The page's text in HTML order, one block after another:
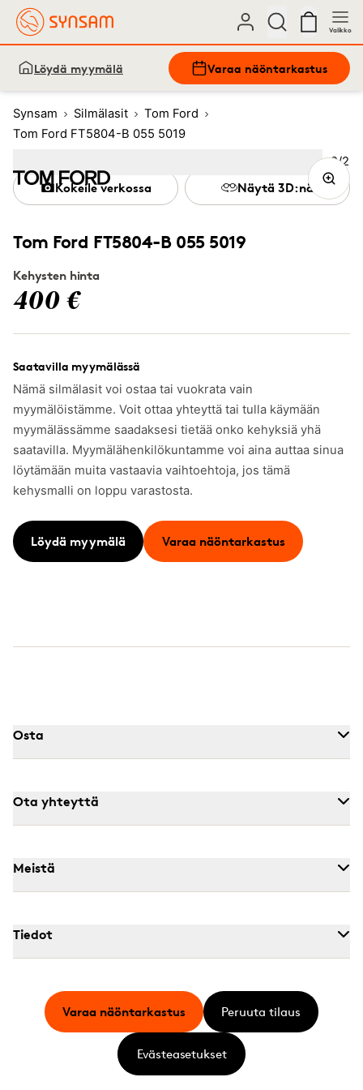
Valikko
Löydä myymälä Varaa näöntarkastus
Synsam Silmälasit
Tom Ford
Tom Ford FT5804-B 055 5019
Tom Ford FT5804-B 055 5019
Kehysten hinta
400 €
Saatavilla myymälässä
Nämä silmälasit voi ostaa tai vuokrata vain
myymälöistämme. Voit ottaa yhteyttä tai tulla käymään
myymälässämme saadaksesi tietää onko kehyksiä yhä
saatavilla. Myymälähenkilökuntamme voi aina auttaa sinua
löytämään muita vastaavia vaihtoehtoja, jos tämä
kehysmalli on loppu varastosta.
Löydä myymälä Varaa näöntarkastus
Kokeile verkossa Näytä 3D:nä
Kuva
2/2
Image (Current image)
Osta
Ota yhteyttä
Meistä
Tiedot
Varaa näöntarkastus Peruuta tilaus
Evästeasetukset